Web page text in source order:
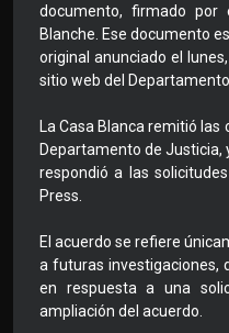
documento, firmado por
Blanche. Ese documento
original anunciado el
sitio web del
La Casa Blanca remitió las
Departamento de Justicia,
respondió a las
Press.
El acuerdo se refiere
a futuras investigaciones,
en respuesta a una
ampliación del acuerdo.